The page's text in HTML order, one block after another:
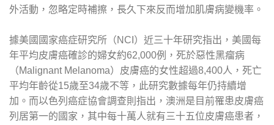
外活動，忽略定時補擦，長久下來反而增加肌膚病變機率。
據美國國家癌症研究所（NCI）近三十年研究指出，美國每
年平均皮膚癌確診的婦女約62,000例，死於惡性黑瘤病
（Malignant Melanoma）皮膚癌的女性超過8,400人，死亡
平均年齡從15歲至34歲不等，此研究數據每年仍持續增
加。而以色列癌症協會調查則指出，澳洲是目前罹患皮膚癌
列居第一的國家，其中每十萬人就有三十五位皮膚癌患者，